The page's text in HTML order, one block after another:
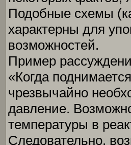
Подобные схемы
характерны для
возможностей.
Пример
«Когда
чрезвычайно
давление.
температуры в
Следовательно,